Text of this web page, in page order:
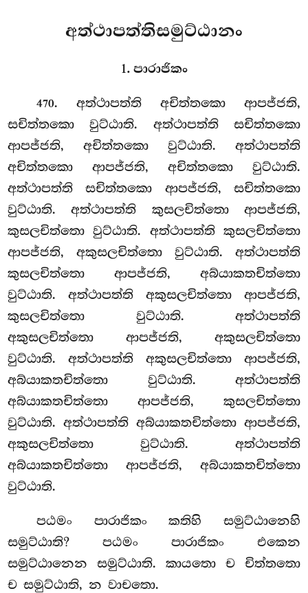
අත්ථාපත්තිසමුට්ඨානං
1. පාරාජිකං
470. අත්ථාපත්ති අචිත්තකො ආපජ්ජති,
සචිත්තකො වුට්ඨාති. අත්ථාපත්ති සචිත්තකො
ආපජ්ජති, අචිත්තකො වුට්ඨාති. අත්ථාපත්ති
අචිත්තකො ආපජ්ජති, අචිත්තකො වුට්ඨාති.
අත්ථාපත්ති සචිත්තකො ආපජ්ජති, සචිත්තකො
වුට්ඨාති. අත්ථාපත්ති කුසලචිත්තො ආපජ්ජති,
කුසලචිත්තො වුට්ඨාති. අත්ථාපත්ති කුසලචිත්තො
ආපජ්ජති, අකුසලචිත්තො වුට්ඨාති. අත්ථාපත්ති
කුසලචිත්තො ආපජ්ජති, අබ්යාකතචිත්තො
වුට්ඨාති. අත්ථාපත්ති අකුසලචිත්තො ආපජ්ජති,
කුසලචිත්තො වුට්ඨාති. අත්ථාපත්ති
අකුසලචිත්තො ආපජ්ජති, අකුසලචිත්තො
වුට්ඨාති. අත්ථාපත්ති අකුසලචිත්තො ආපජ්ජති,
අබ්යාකතචිත්තො වුට්ඨාති. අත්ථාපත්ති
අබ්යාකතචිත්තො ආපජ්ජති, කුසලචිත්තො
වුට්ඨාති. අත්ථාපත්ති අබ්යාකතචිත්තො ආපජ්ජති,
අකුසලචිත්තො වුට්ඨාති. අත්ථාපත්ති
අබ්යාකතචිත්තො ආපජ්ජති, අබ්යාකතචිත්තො
වුට්ඨාති.
පඨමං පාරාජිකං කතිහි සමුට්ඨානෙහි
සමුට්ඨාති? පඨමං පාරාජිකං එකෙන
සමුට්ඨානෙන සමුට්ඨාති. කායතො ච චිත්තතො
ච සමුට්ඨාති, න වාචතො.